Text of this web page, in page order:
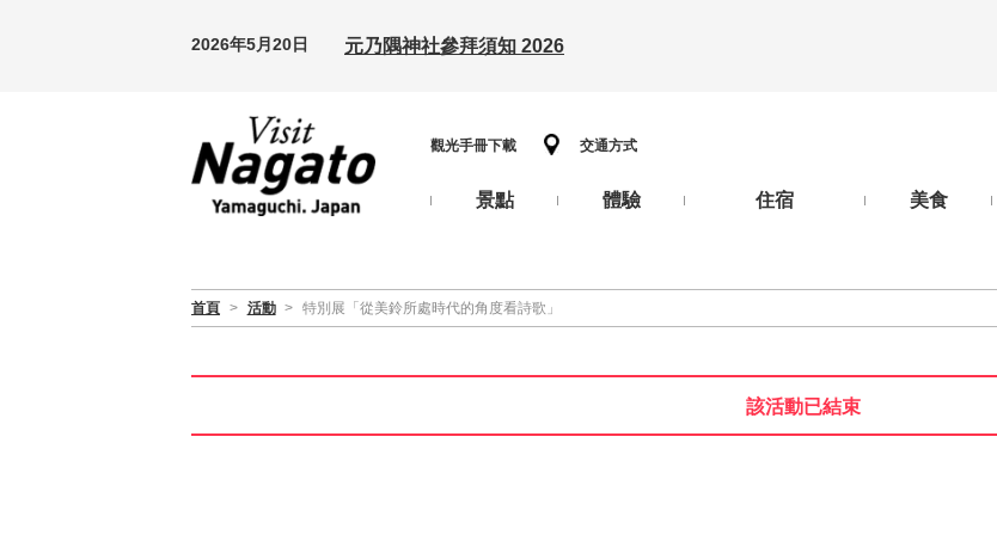
2026年5月20日 元乃隅神社參拜須知 2026
觀光手冊下載 交通方式
景點 體驗 住宿 美食
首頁 > 活動 > 特別展「從美鈴所處時代的角度看詩歌」
該活動已結束